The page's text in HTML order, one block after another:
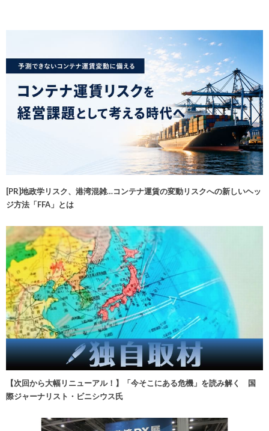
[PR]地政学リスク、港湾混雑…コンテナ運賃の変動リスクへの新しいヘッ
ジ方法「FFA」とは
【次回から大幅リニューアル！】「今そこにある危機」を読み解く 国
際ジャーナリスト・ビニシウス氏